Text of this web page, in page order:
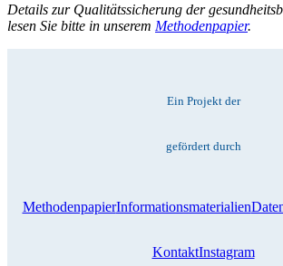
Details zur Qualitätssicherung der
lesen Sie bitte in unserem Methodenpapier.
Ein Projekt der
gefördert durch
MethodenpapierInformationsmaterialien
KontaktInstagram